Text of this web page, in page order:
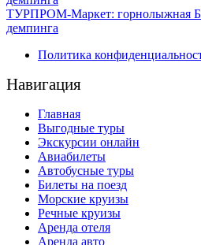
ТУРПРОМ-Маркет: горнолыжная
демпинга
Политика
Навигация
Главная
Выгодные туры
Экскурсии онлайн
Авиабилеты
Автобусные туры
Билеты на поезд
Морские круизы
Речные круизы
Аренда отеля
Аренда авто